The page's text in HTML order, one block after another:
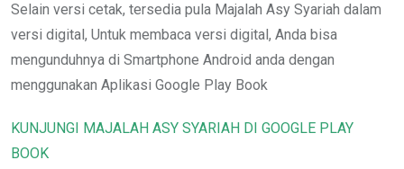
Selain versi cetak, tersedia pula Majalah Asy Syariah dalam
versi digital, Untuk membaca versi digital, Anda bisa
mengunduhnya di Smartphone Android anda dengan
menggunakan Aplikasi Google Play Book
KUNJUNGI MAJALAH ASY SYARIAH DI GOOGLE PLAY
BOOK